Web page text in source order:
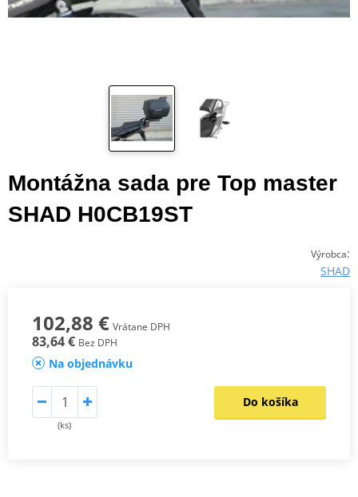
Montážna sada pre Top master
SHAD H0CB19ST
Výrobca:
SHAD
102,88 € Vrátane DPH
83,64 € Bez DPH
Na objednávku
(ks)
Do košíka